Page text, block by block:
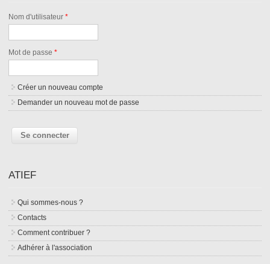
Nom d'utilisateur*
Mot de passe*
Créer un nouveau compte
Demander un nouveau mot de passe
ATIEF
Qui sommes-nous ?
Contacts
Comment contribuer ?
Adhérer à l'association